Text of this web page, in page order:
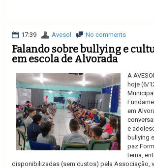
17:39 Avesol No comments
Falando sobre bullying e
em escola de Alvorada
A
hoje (6/
em
e
bullying
tema,
disponibilizadas (sem custos) pela Associação,